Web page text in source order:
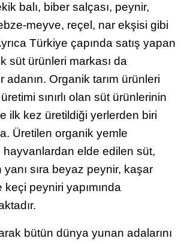
balı, biber salçası, peynir,
meyve, reçel, nar ekşisi gibi
Türkiye çapında satış yapan
süt ürünleri markası da
adanın. Organik tarım ürünleri
sınırlı olan süt ürünlerinin
ilk kez üretildiği yerlerden biri
Üretilen organik yemle
hayvanlardan elde edilen süt,
sıra beyaz peynir, kaşar
keçi peyniri yapımında
bütün dünya yunan adalarını